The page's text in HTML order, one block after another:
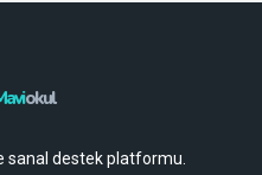
okul
sanal destek platformu.